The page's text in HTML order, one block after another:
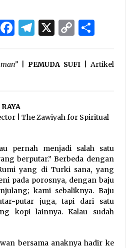
Cara Barat Mengejar Mimpi
ago
Mati Dulu, Baru Hidup
Cerdas Lewat Sinyal
The Power of Management!
ago
“Qaddamat Lighad”: Menjadi
dan Beretika
ago
Facebook
Telegram
X Copy
| PEMUDA SUFI| Artikel
| The Zawiyah for Spiritual
pernah menjadi salah satu
berputar.” Berbeda dengan
yang di Turki sana, yang
pada porosnya, dengan baju
kami sebaliknya. Baju
putar juga, tapi dari satu
kopi lainnya. Kalau sudah
bersama anaknya hadir ke